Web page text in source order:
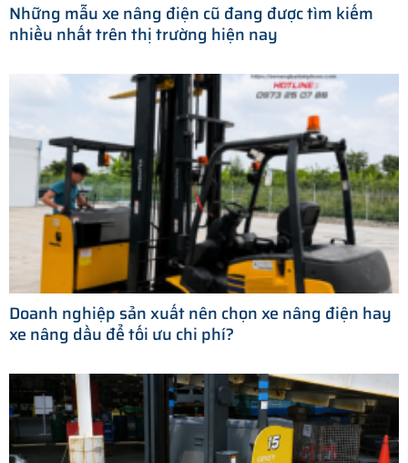
Những mẫu xe nâng điện cũ đang được tìm kiếm
nhiều nhất trên thị trường hiện nay
Doanh nghiệp sản xuất nên chọn xe nâng điện hay
xe nâng dầu để tối ưu chi phí?